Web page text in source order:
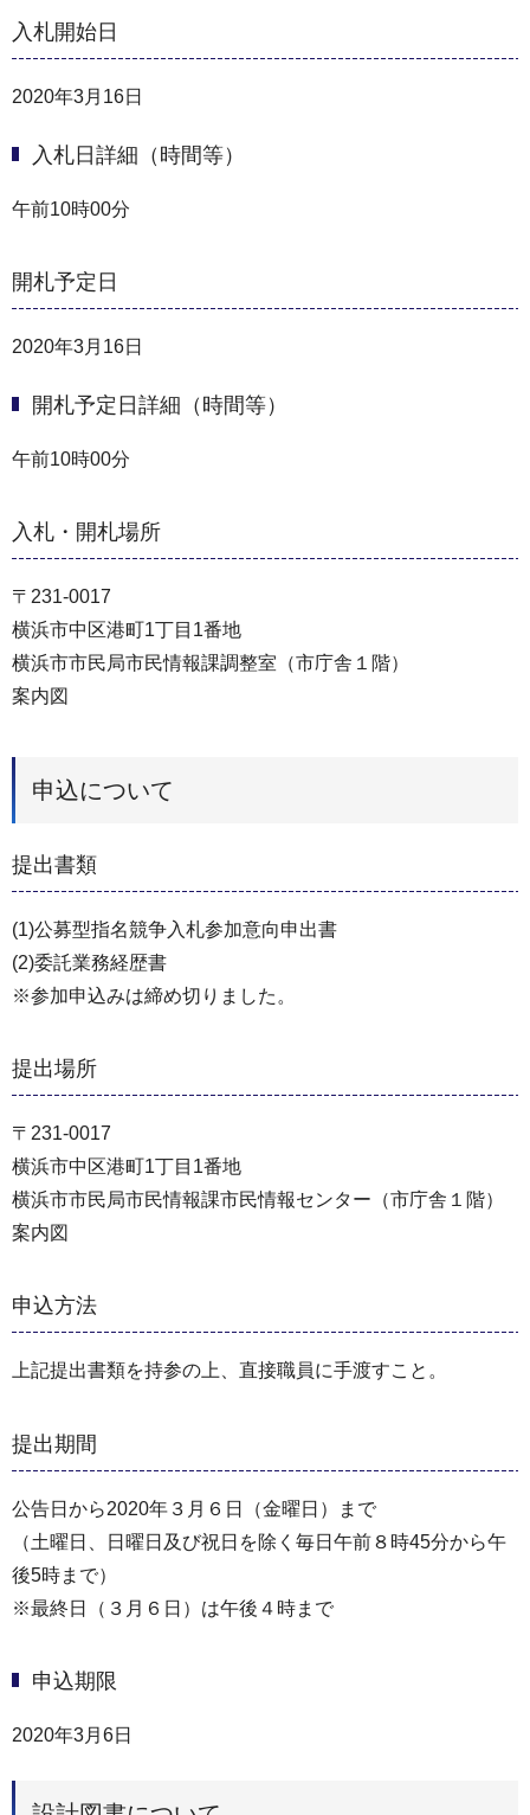
入札開始日
2020年3月16日
入札日詳細（時間等）
午前10時00分
開札予定日
2020年3月16日
開札予定日詳細（時間等）
午前10時00分
入札・開札場所
〒231-0017
横浜市中区港町1丁目1番地
横浜市市民局市民情報課調整室（市庁舎１階）
案内図
申込について
提出書類
(1)公募型指名競争入札参加意向申出書
(2)委託業務経歴書
※参加申込みは締め切りました。
提出場所
〒231-0017
横浜市中区港町1丁目1番地
横浜市市民局市民情報課市民情報センター（市庁舎１階）
案内図
申込方法
上記提出書類を持参の上、直接職員に手渡すこと。
提出期間
公告日から2020年３月６日（金曜日）まで
（土曜日、日曜日及び祝日を除く毎日午前８時45分から午
後5時まで）
※最終日（３月６日）は午後４時まで
申込期限
2020年3月6日